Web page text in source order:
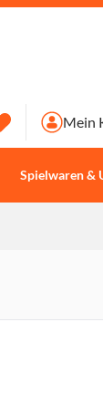
Spielwaren &
Mein